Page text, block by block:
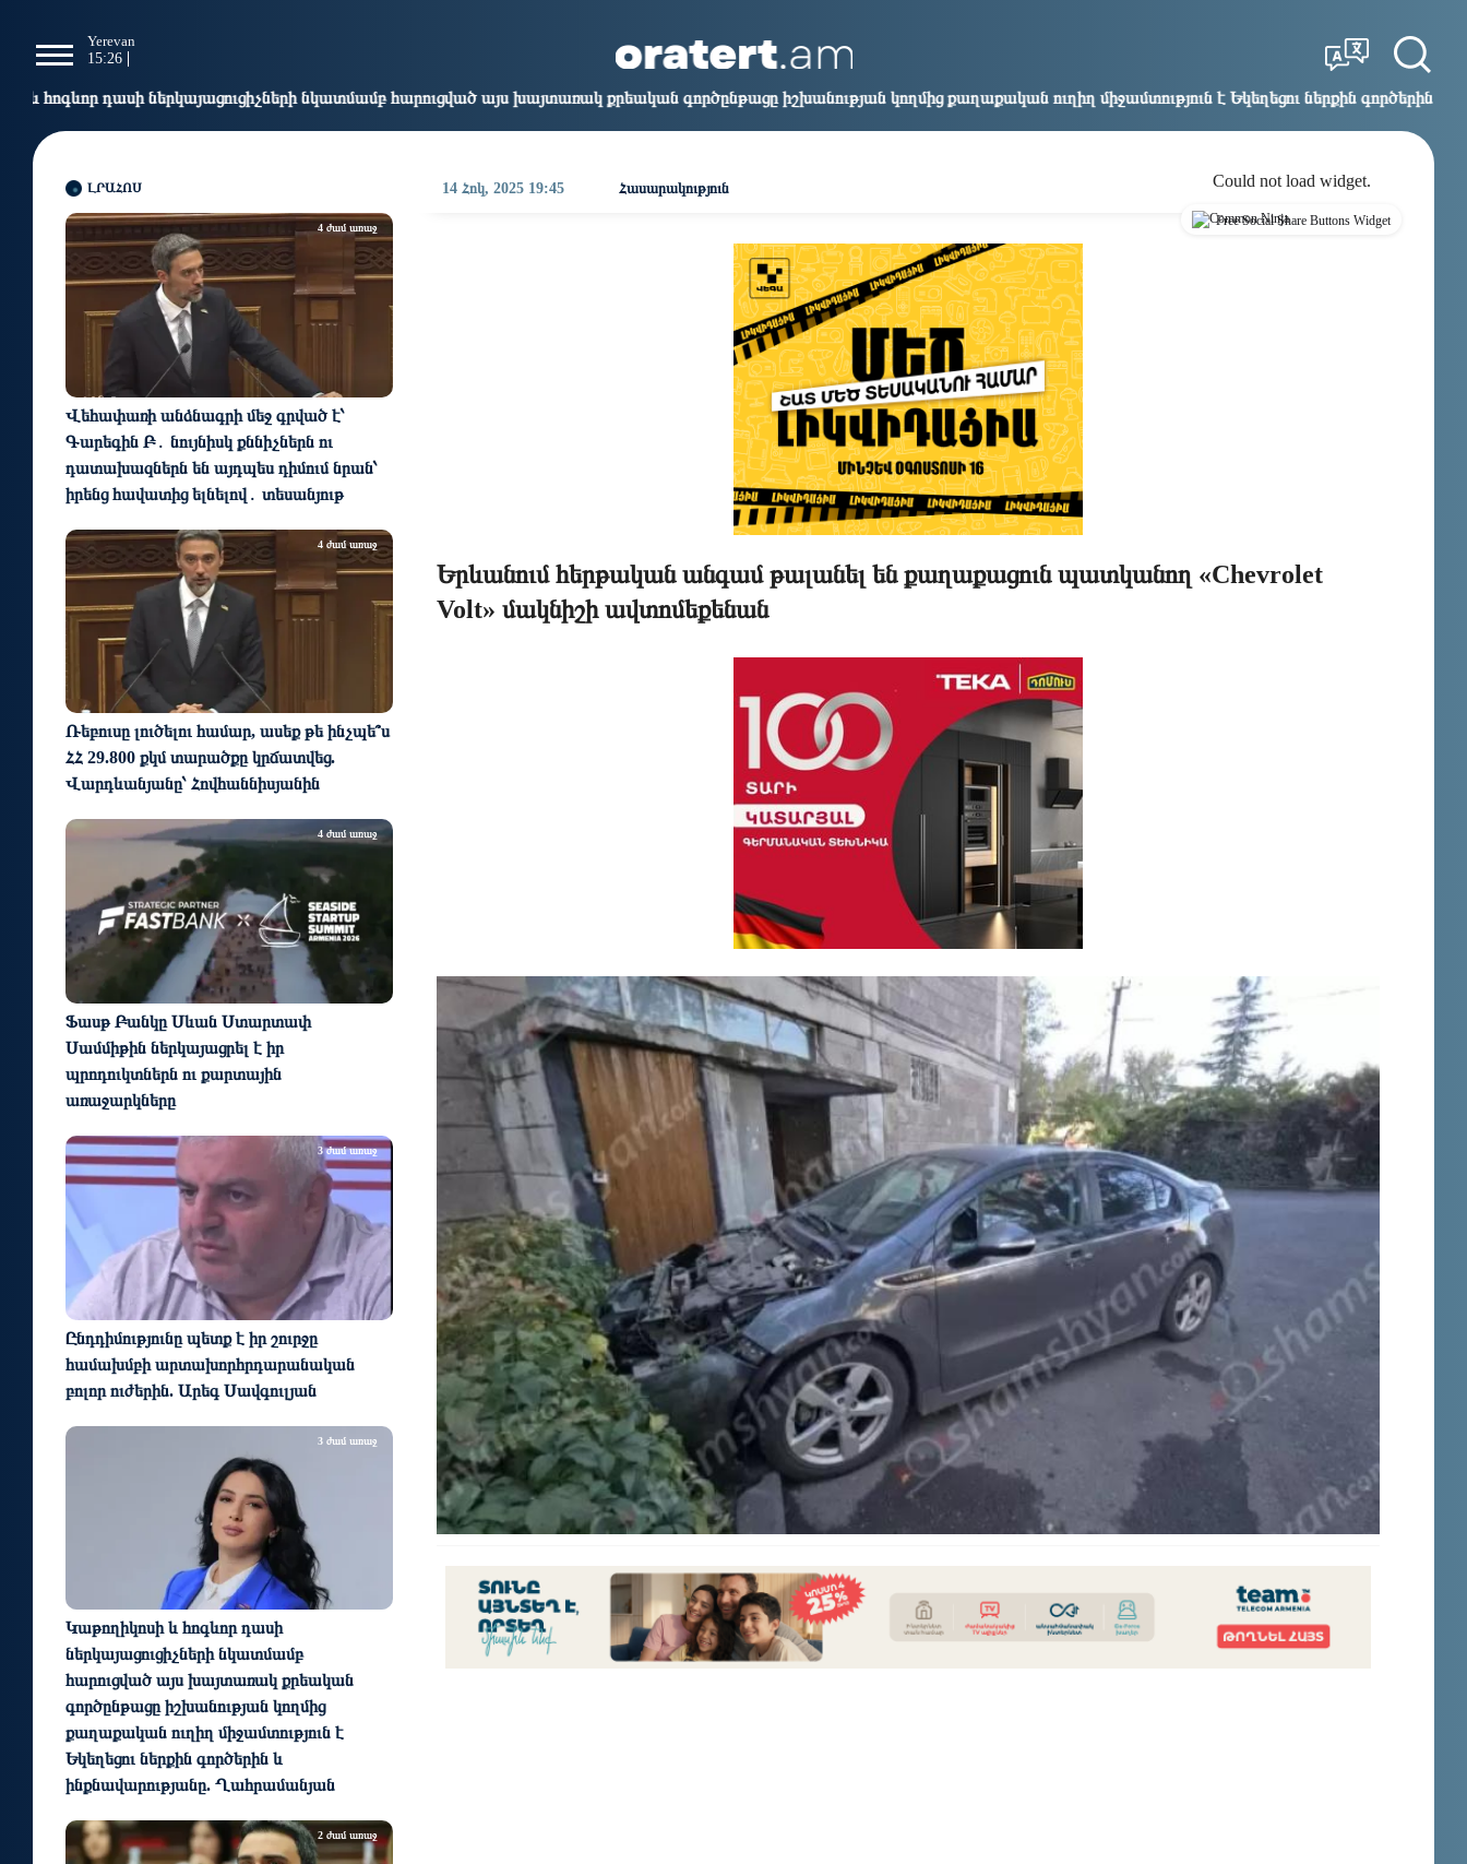
Yerevan
15:26
Los Angeles
04:26
Beijing
19:26
նկատմամբ հարուցված այս խայտառակ քրեական գործընթացը իշխանության կողմից քաղաքական ուղիղ միջամտություն է Եկեղեցու ներքին գործերին և ինքնավարությանը.
ԼՐԱՀՈՍ
Վեհափառի անձնագրի մեջ գրված է՝
Գարեգին Բ․ նույնիսկ քննիչներն ու
դատախազներն են այդպես դիմում նրան՝
իրենց հավատից ելնելով․ տեսանյութ
4 ժամ առաջ
Ռեբուսը լուծելու համար, ասեք թե ինչպե՞ս
ՀՀ 29.800 քկմ տարածքը կրճատվեց.
Վարդևանյանը՝ Հովհաննիսյանին
4 ժամ առաջ
Ֆասթ Բանկը Սևան Ստարտափ
Սամմիթին ներկայացրել է իր
պրոդուկտներն ու քարտային
առաջարկները
4 ժամ առաջ
Ընդդիմությունը պետք է իր շուրջը
համախմբի արտախորհրդարանական
բոլոր ուժերին. Արեգ Սավգուլյան
3 ժամ առաջ
Կաթողիկոսի և հոգևոր դասի
ներկայացուցիչների նկատմամբ
հարուցված այս խայտառակ քրեական
գործընթացը իշխանության կողմից
քաղաքական ուղիղ միջամտություն է
Եկեղեցու ներքին գործերին և
ինքնավարությանը. Ղահրամանյան
3 ժամ առաջ
2 ժամ առաջ
14 Հոկ, 2025 19:45 Հասարակություն Could not load widget.
Free Social Share Buttons Widget
Երևանում հերթական անգամ թալանել են քաղաքացուն պատկանող «Chevrolet
Volt» մակնիշի ավտոմեքենան